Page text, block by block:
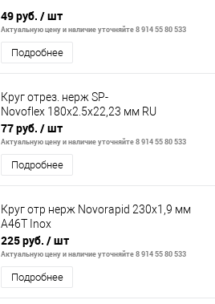
49 руб. / шт
Актуальную цену и наличие уточняйте 8 914 55 80 533
Подробнее
Круг отрез. нерж SP-
Novoflex 180x2.5x22,23 мм RU
77 руб. / шт
Актуальную цену и наличие уточняйте 8 914 55 80 533
Подробнее
Круг отр нерж Novorapid 230x1,9 мм
A46T Inox
225 руб. / шт
Актуальную цену и наличие уточняйте 8 914 55 80 533
Подробнее